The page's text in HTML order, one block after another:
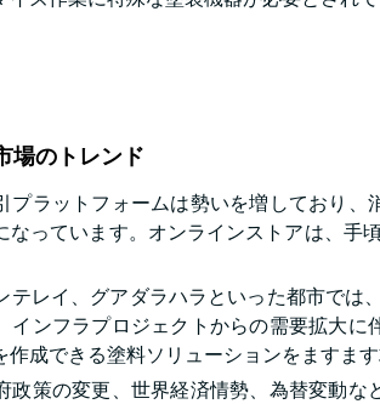
場のトレンド
プラットフォームは勢いを増しており
なっています。オンラインストアは、手
テレイ、グアダラハラといった都市では
インフラプロジェクトからの需要拡大
成できる塗料ソリューションをますます
政策の変更、世界経済情勢、為替変動